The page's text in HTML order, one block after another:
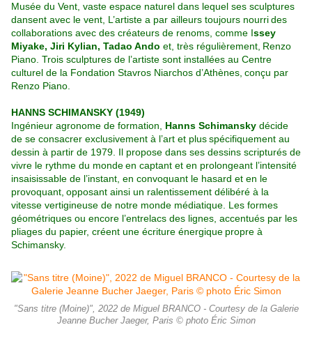
Musée du Vent, vaste espace naturel dans lequel ses sculptures
dansent avec le vent, L’artiste a par ailleurs toujours nourrides
collaborations avec des créateurs de renoms, comme Issey
Miyake, Jiri Kylian, Tadao Ando et, très régulièrement, Renzo
Piano. Trois sculptures de l’artiste sont installées au Centre
culturel de la Fondation Stavros Niarchos d’Athènes, conçu par
Renzo Piano.
HANNS SCHIMANSKY (1949)
Ingénieur agronome de formation, Hanns Schimansky décide
de se consacrer exclusivement à l’art et plusspécifiquement au
dessin à partir de 1979. Il propose dans ses dessins scripturés de
vivre le rythme du mondeen captant et en prolongeant l’intensité
insaisissable de l’instant, en convoquant le hasard et en le
provoquant, opposant ainsi un ralentissement délibéré à la
vitesse vertigineuse de notre monde médiatique. Les formes
géométriques ou encore l’entrelacs des lignes, accentués par les
pliages du papier, créent une écriture énergique propre à
Schimansky.
"Sans titre (Moine)", 2022 de Miguel BRANCO - Courtesy de la Galerie
Jeanne Bucher Jaeger, Paris © photo Éric Simon